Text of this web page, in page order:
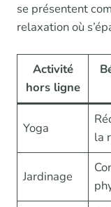
se présentent
relaxation où
Activité
hors ligne
Yoga
la
Jardinage